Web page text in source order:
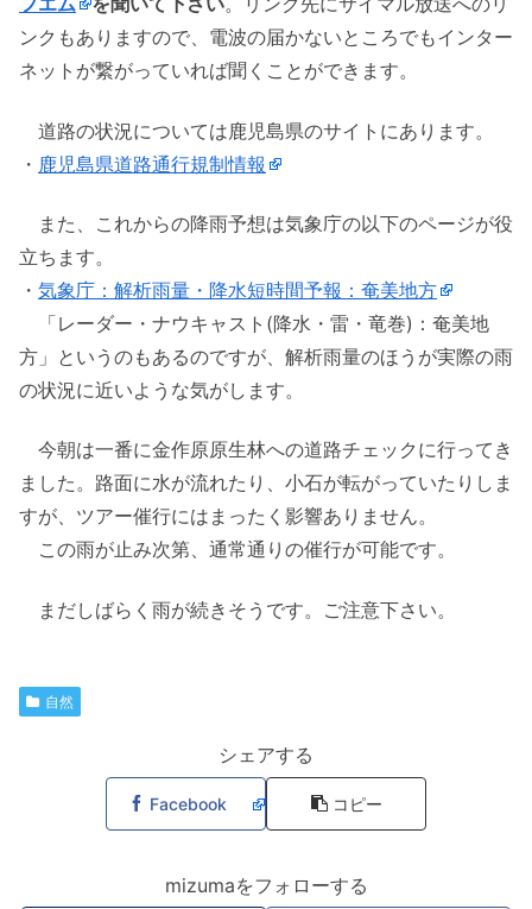
ンクもありますので、電波の届かないところでもインター
ネットが繋がっていれば聞くことができます。
道路の状況については鹿児島県のサイトにあります。
・ 鹿児島県道路通行規制情報
また、これからの降雨予想は気象庁の以下のページが役
立ちます。
・ 気象庁：解析雨量・降水短時間予報：奄美地方
「レーダー・ナウキャスト(降水・雷・竜巻)：奄美地
方」というのもあるのですが、解析雨量のほうが実際の雨
の状況に近いような気がします。
今朝は一番に金作原原生林への道路チェックに行ってき
ました。路面に水が流れたり、小石が転がっていたりしま
すが、ツアー催行にはまったく影響ありません。
この雨が止み次第、通常通りの催行が可能です。
まだしばらく雨が続きそうです。ご注意下さい。
自然
シェアする
Facebook コピー
mizumaをフォローする